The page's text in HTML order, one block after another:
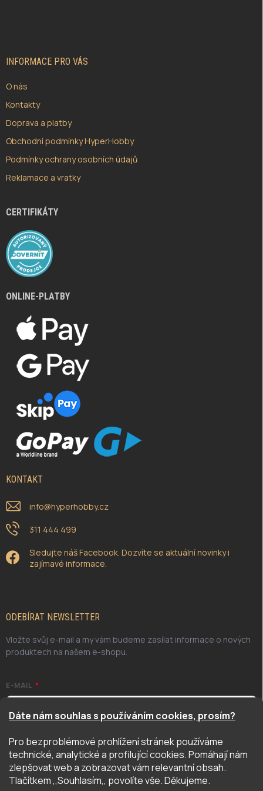
Dáte nám souhlas s používáním cookies, prosím?
Pro bezproblémové prohlížení stránek používáme
technické, analytické a profilující cookies. Pomáhají nám
zlepšovat web a zobrazovat vám relevantní obsah.
Tlačítkem ,,Souhlasím,, povolíte vše. Děkujeme.
INFORMACE PRO VÁS
O nás
Kontakty
Doprava a platby
Obchodní podmínky HyperHobby
Podmínky ochrany osobních údajů
Reklamace a vratky
CERTIFIKÁTY
ONLINE-PLATBY
KONTAKT
info@hyperhobby.cz
311 444 499
Sledujte náš Facebook. Dozvíte se aktuální novinky i
zajímavé informace.
ODEBÍRAT NEWSLETTER
Vložte svůj e-mail a my vám budeme zasílat informace o nových
produktech na našem e-shopu.
E-MAIL
Odesláním potvrzuji, že jsem se seznámil/a se zásadami
ochrany osobních údajů. Úplné znění naleznetezde
PŘIHLÁSIT SE